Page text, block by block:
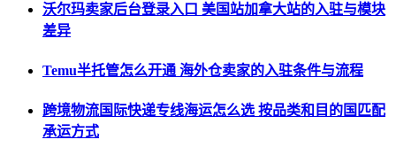
沃尔玛卖家后台登录入口 美国站加拿大站的入驻与模块
差异
Temu半托管怎么开通 海外仓卖家的入驻条件与流程
跨境物流国际快递专线海运怎么选 按品类和目的国匹配
承运方式